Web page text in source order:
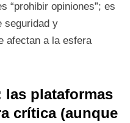
“prohibir opiniones”; es
seguridad y
afectan a la esfera
las plataformas
crítica (aunque